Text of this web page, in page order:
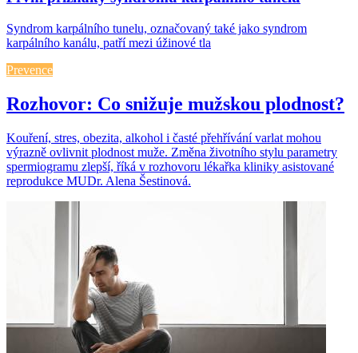
Syndrom karpálního tunelu, označovaný také jako syndrom
karpálního kanálu, patří mezi úžinové tla
Prevence
Rozhovor: Co snižuje mužskou plodnost?
Kouření, stres, obezita, alkohol i časté přehřívání varlat mohou
výrazně ovlivnit plodnost muže. Změna životního stylu parametry
spermiogramu zlepší, říká v rozhovoru lékařka kliniky asistované
reprodukce MUDr. Alena Šestinová.